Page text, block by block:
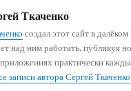
Ткаченко
создал этот сайт в
над ним работать, публикуя
практически
записи автора Сергей Ткаченко